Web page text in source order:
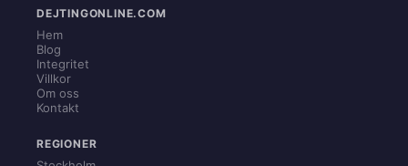
DEJTINGONLINE.COM
Hem
Blog
Integritet
Villkor
Om oss
Kontakt
REGIONER